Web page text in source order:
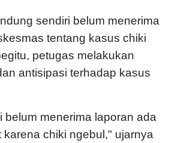
sendiri belum menerima
tentang kasus chiki
petugas melakukan
antisipasi terhadap kasus
belum menerima laporan ada
chiki ngebul," ujarnya